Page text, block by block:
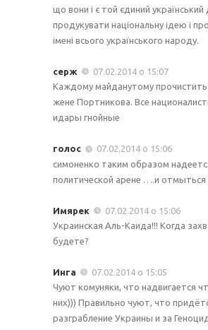
що вони і є той єдиний
продукувати національну ідею і
імені всього українського народу.
серж
07.02.2014 о 15:07
Каждому майданутому прочистить
жене Портникова. Все
идары гнойные
голос
07.02.2014 о 15:06
симоненко таким образом
политической арене ….и отмыться
Имярек
07.02.2014 о 15:06
Украинская Аль-Каида!!! Когда
будете?
Инга
07.02.2014 о 15:05
Чуют комуняки, что надвигается
них))) Правильно чуют, что
разграбление Украины и за